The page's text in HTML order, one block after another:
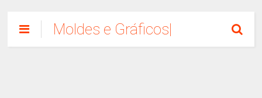
Moldes e Gráficos|
Como Fazer